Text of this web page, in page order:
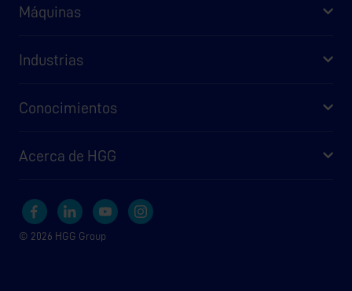
Máquinas
Industrias
Conocimientos
Acerca de HGG
© 2026 HGG Group